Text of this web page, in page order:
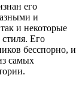
его
и
и некоторые
стиля. Его
бесспорно, и
самых